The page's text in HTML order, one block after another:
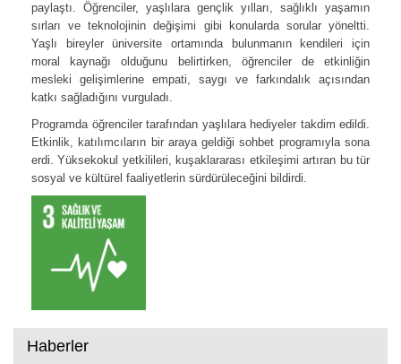
paylaştı. Öğrenciler, yaşlılara gençlik yılları, sağlıklı yaşamın
sırları ve teknolojinin değişimi gibi konularda sorular yöneltti.
Yaşlı bireyler üniversite ortamında bulunmanın kendileri için
moral kaynağı olduğunu belirtirken, öğrenciler de etkinliğin
mesleki gelişimlerine empati, saygı ve farkındalık açısından
katkı sağladığını vurguladı.
Programda öğrenciler tarafından yaşlılara hediyeler takdim edildi.
Etkinlik, katılımcıların bir araya geldiği sohbet programıyla sona
erdi. Yüksekokul yetkilileri, kuşaklararası etkileşimi artıran bu tür
sosyal ve kültürel faaliyetlerin sürdürüleceğini bildirdi.
Haberler